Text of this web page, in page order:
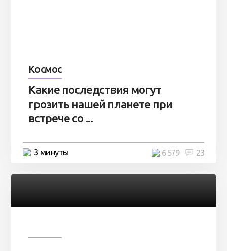
Космос
Какие последствия могут
грозить нашей планете при
встрече со ...
3 минуты 23
6 579